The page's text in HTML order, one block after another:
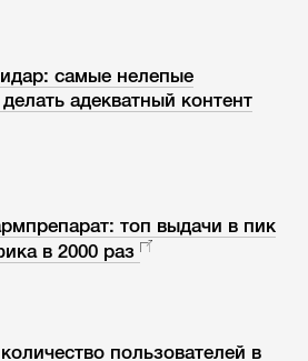
самые нелепые
адекватный контент
топ выдачи в пик
в 2000 раз
пользователей в